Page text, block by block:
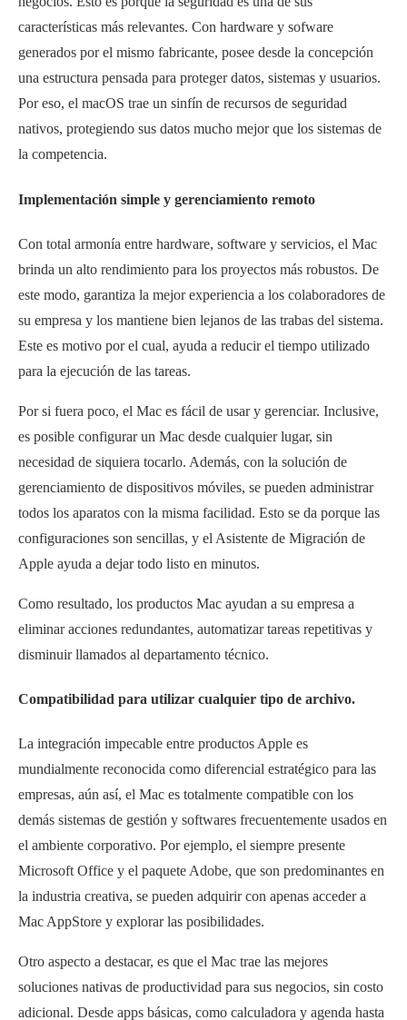
características más relevantes. Con hardware y sofware
generados por el mismo fabricante, posee desde la concepción
una estructura pensada para proteger datos, sistemas y usuarios.
Por eso, el macOS trae un sinfín de recursos de seguridad
nativos, protegiendo sus datos mucho mejor que los sistemas de
la competencia.
Implementación simple y gerenciamiento remoto
Con total armonía entre hardware, software y servicios, el Mac
brinda un alto rendimiento para los proyectos más robustos. De
este modo, garantiza la mejor experiencia a los colaboradores de
su empresa y los mantiene bien lejanos de las trabas del sistema.
Este es motivo por el cual, ayuda a reducir el tiempo utilizado
para la ejecución de las tareas.
Por si fuera poco, el Mac es fácil de usar y gerenciar. Inclusive,
es posible configurar un Mac desde cualquier lugar, sin
necesidad de siquiera tocarlo. Además, con la solución de
gerenciamiento de dispositivos móviles, se pueden administrar
todos los aparatos con la misma facilidad. Esto se da porque las
configuraciones son sencillas, y el Asistente de Migración de
Apple ayuda a dejar todo listo en minutos.
Como resultado, los productos Mac ayudan a su empresa a
eliminar acciones redundantes, automatizar tareas repetitivas y
disminuir llamados al departamento técnico.
Compatibilidad para utilizar cualquier tipo de archivo.
La integración impecable entre productos Apple es
mundialmente reconocida como diferencial estratégico para las
empresas, aún así, el Mac es totalmente compatible con los
demás sistemas de gestión y softwares frecuentemente usados en
el ambiente corporativo. Por ejemplo, el siempre presente
Microsoft Office y el paquete Adobe, que son predominantes en
la industria creativa, se pueden adquirir con apenas acceder a
Mac AppStore y explorar las posibilidades.
Otro aspecto a destacar, es que el Mac trae las mejores
soluciones nativas de productividad para sus negocios, sin costo
adicional. Desde apps básicas, como calculadora y agenda hasta